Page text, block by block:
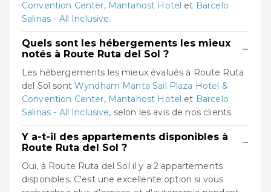
Convention Center, Mantahost Hotel et Barcelo
Salinas - All Inclusive.
Quels sont les hébergements les mieux
notés à Route Ruta del Sol ?
−
Les hébergements les mieux évalués à Route Ruta
del Sol sont Wyndham Manta Sail Plaza Hotel &
Convention Center, Mantahost Hotel et Barcelo
Salinas - All Inclusive, selon les avis de nos clients.
Y a-t-il des appartements disponibles à
Route Ruta del Sol ?
−
Oui, à Route Ruta del Sol il y a 2 appartements
disponibles. C'est une excellente option si vous